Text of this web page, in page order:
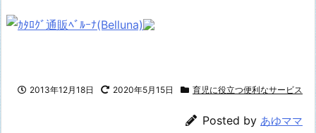
2013年12月18日 2020年5月15日 育児に役立つ便利なサービス
Posted by あゆママ